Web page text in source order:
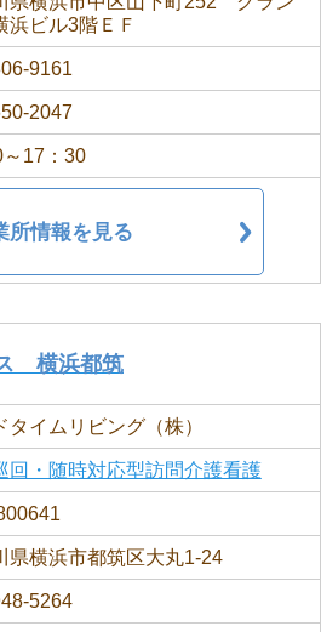
浜ビル3階ＥＦ
9161
2047
17：30
所情報を見る
横浜都筑
タイムリビング（株）
回・随時対応型訪問介護看護
県横浜市都筑区大丸1-24
5264